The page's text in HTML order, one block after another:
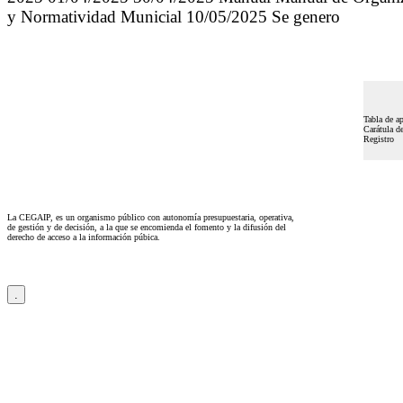
y Normatividad Municial 10/05/2025 Se genero
Tabla de
Carátula
Registro
La CEGAIP, es un organismo público con autonomía presupuestaria, operativa,
de gestión y de decisión, a la que se encomienda el fomento y la difusión del
derecho de acceso a la información púbica.